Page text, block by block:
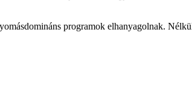
programok elhanyagolnak.